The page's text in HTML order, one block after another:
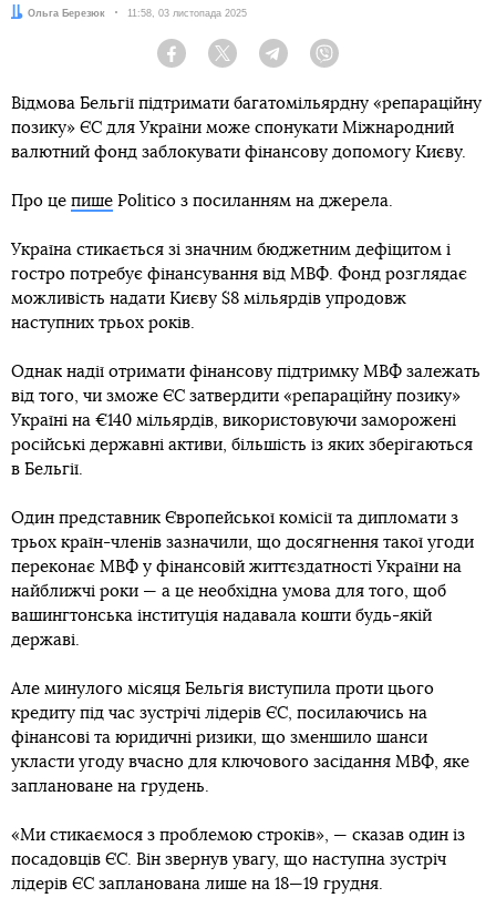
Автор:
Ольга Березюк Дата:
11:58, 03 листопада 2025
Facebook Twitter Telegram
Відмова Бельгії підтримати багатомільярдну «репараційну
позику» ЄС для України може спонукати Міжнародний
валютний фонд заблокувати фінансову допомогу Києву.
Про це пише Politico з посиланням на джерела.
Україна стикається зі значним бюджетним дефіцитом і
гостро потребує фінансування від МВФ. Фонд розглядає
можливість надати Києву $8 мільярдів упродовж
наступних трьох років.
Однак надії отримати фінансову підтримку МВФ залежать
від того, чи зможе ЄС затвердити «репараційну позику»
Україні на €140 мільярдів, використовуючи заморожені
російські державні активи, більшість із яких зберігаються
в Бельгії.
Один представник Європейської комісії та дипломати з
трьох країн-членів зазначили, що досягнення такої угоди
переконає МВФ у фінансовій життєздатності України на
найближчі роки — а це необхідна умова для того, щоб
вашингтонська інституція надавала кошти будь-якій
державі.
Але минулого місяця Бельгія виступила проти цього
кредиту під час зустрічі лідерів ЄС, посилаючись на
фінансові та юридичні ризики, що зменшило шанси
укласти угоду вчасно для ключового засідання МВФ, яке
заплановане на грудень.
«Ми стикаємося з проблемою строків», — сказав один із
посадовців ЄС. Він звернув увагу, що наступна зустріч
лідерів ЄС запланована лише на 18—19 грудня.